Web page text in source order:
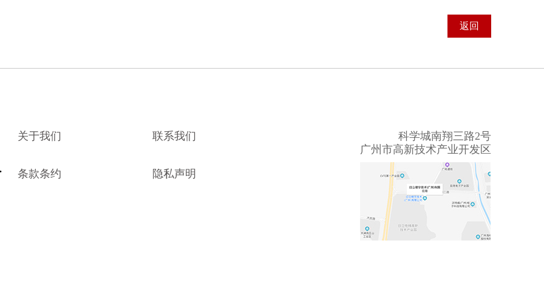
返回
关于我们 联系我们
条款条约 隐私声明
科学城南翔三路2号
广州市高新技术产业开发区